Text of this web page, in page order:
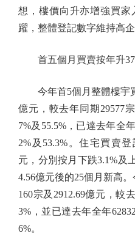
想，樓價向升亦增強買
躍，整體登記數字維持高企
首五個月買賣按年升
今年首5個月整體樓宇買
億元，較去年同期29577
7%及55.5%，已達去年全
2%及53.3%。住宅買賣
元，分別按月下跌3.1%及
4.56億元後的25個月新高
160宗及2912.69億元，較
3%，並已達去年全年
6%。